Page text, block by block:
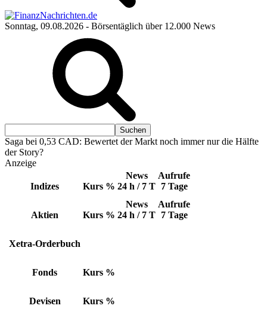
Sonntag, 09.08.2026 - Börsentäglich über 12.000 News
Saga bei 0,53 CAD: Bewertet der Markt noch immer nur die Hälfte
der Story?
Anzeige
Indizes Kurs %
News
24 h / 7 T
Aufrufe
7 Tage
Aktien Kurs %
News
24 h / 7 T
Aufrufe
7 Tage
Xetra-Orderbuch
Fonds Kurs %
Devisen Kurs %